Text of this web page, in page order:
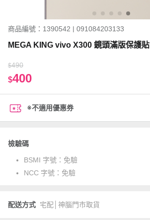
商品編號：1390542 | 091084203133
MEGA KING vivo X300 鏡頭滿版保護貼
$490
$400
※不適用優惠券
檢驗碼
BSMI 字號： 免驗
NCC 字號： 免驗
配送方式 宅配│神腦門市取貨